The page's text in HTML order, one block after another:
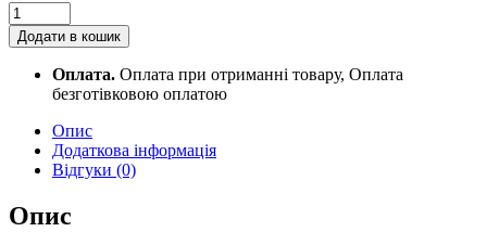
Закладки
магнітні
YES
Minecraft,
Додати в кошик
Оплата. Оплата при отриманні товару, Оплата
безготівковою оплатою
Опис
Додаткова інформація
Відгуки (0)
Опис